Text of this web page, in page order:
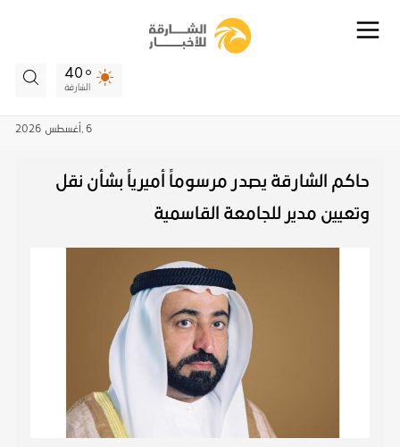
40
الشارقة
6 , أغسطس 2026
حاكم الشارقة يصدر مرسوماً أميرياً بشأن نقل
وتعيين مدير للجامعة القاسمية